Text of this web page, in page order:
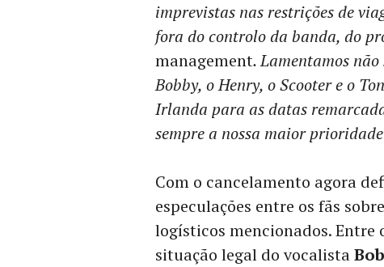
imprevistas nas restrições de
fora do controlo da banda, do
management. Lamentamos não
Bobby, o Henry, o Scooter e o
Irlanda para as datas
sempre a nossa maior
Com o cancelamento agora
especulações entre os fãs
logísticos mencionados. Entre
situação legal do vocalista